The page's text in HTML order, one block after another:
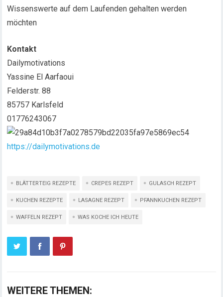
Wissenswerte auf dem Laufenden gehalten werden
möchten
Kontakt
Dailymotivations
Yassine El Aarfaoui
Felderstr. 88
85757 Karlsfeld
01776243067
https://dailymotivations.de
BLÄTTERTEIG REZEPTE CREPES REZEPT GULASCH REZEPT
KUCHEN REZEPTE LASAGNE REZEPT PFANNKUCHEN REZEPT
WAFFELN REZEPT WAS KOCHE ICH HEUTE
WEITERE THEMEN: